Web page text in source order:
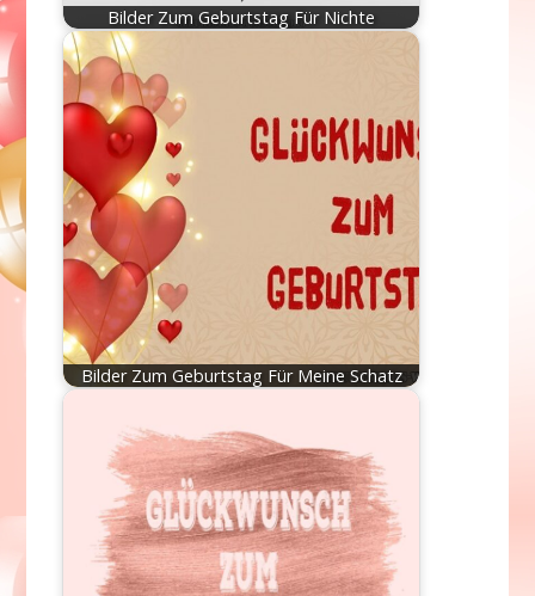
Bilder Zum Geburtstag Für Nichte
Bilder Zum Geburtstag Für Meine Schatz